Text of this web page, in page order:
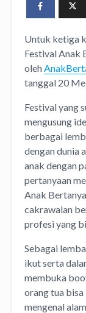
Untuk ketiga
Festival Anak
oleh
tanggal 20
Festival yang
mengusung
berbagai
dengan dunia
anak dengan
pertanyaan
Anak
cakrawalan
profesi yang
Sebagai
ikut serta
membuka
orang tua
mengenal